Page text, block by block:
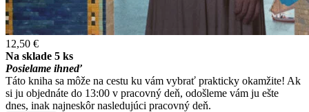
12,50 €
Na sklade 5 ks
Posielame ihneď
Táto kniha sa môže na cestu ku vám vybrať prakticky okamžite! Ak
si ju objednáte do 13:00 v pracovný deň, odošleme vám ju ešte
dnes, inak najneskôr nasledujúci pracovný deň.